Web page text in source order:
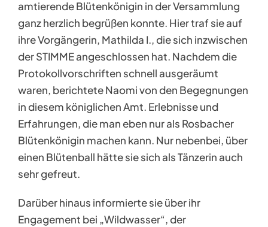
amtierende Blütenkönigin in der Versammlung
ganz herzlich begrüßen konnte. Hier traf sie auf
ihre Vorgängerin, Mathilda I., die sich inzwischen
der STIMME angeschlossen hat. Nachdem die
Protokollvorschriften schnell ausgeräumt
waren, berichtete Naomi von den Begegnungen
in diesem königlichen Amt. Erlebnisse und
Erfahrungen, die man eben nur als Rosbacher
Blütenkönigin machen kann. Nur nebenbei, über
einen Blütenball hätte sie sich als Tänzerin auch
sehr gefreut.
Darüber hinaus informierte sie über ihr
Engagement bei „Wildwasser“, der